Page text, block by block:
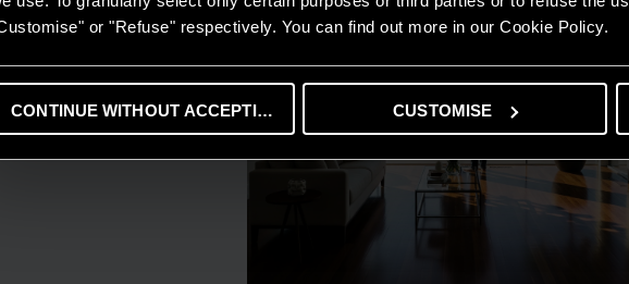
or "Refuse" respectively. You can find out more in our Cookie Policy.
CONTINUE WITHOUT ACCEPTING CUSTOMISE